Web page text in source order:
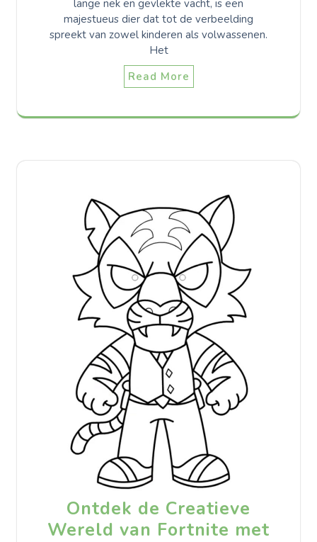
lange nek en gevlekte vacht, is een
majestueus dier dat tot de verbeelding
spreekt van zowel kinderen als volwassenen.
Het
Read More
Ontdek de Creatieve
Wereld van Fortnite met